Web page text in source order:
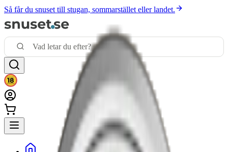
Så får du snuset till stugan, sommarstället eller landet.